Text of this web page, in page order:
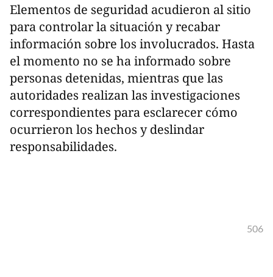
Elementos de seguridad acudieron al sitio
para controlar la situación y recabar
información sobre los involucrados. Hasta
el momento no se ha informado sobre
personas detenidas, mientras que las
autoridades realizan las investigaciones
correspondientes para esclarecer cómo
ocurrieron los hechos y deslindar
responsabilidades.
506